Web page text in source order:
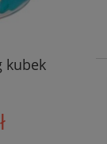
kubek